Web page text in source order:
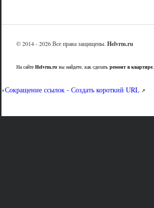
© 2014 - 2026 Все права защищены. Helvrm.ru
На сайте Helvrm.ru вы найдете, как сделать ремонт в квартире,
⚡Сокращение ссылок - Создать короткий URL↗